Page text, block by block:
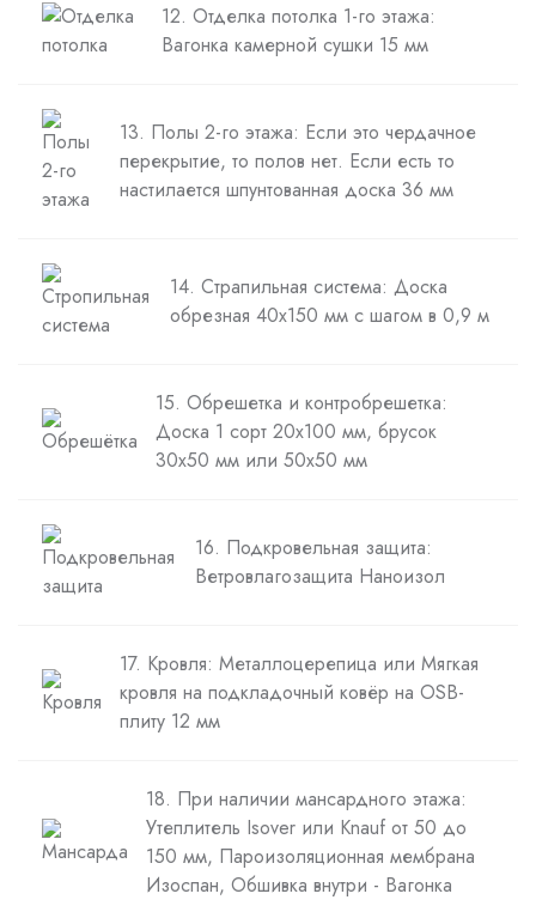
12. Отделка потолка 1-го этажа:
Вагонка камерной сушки 15 мм
13. Полы 2-го этажа: Если это чердачное
перекрытие, то полов нет. Если есть то
настилается шпунтованная доска 36 мм
14. Страпильная система: Доска
обрезная 40х150 мм с шагом в 0,9 м
15. Обрешетка и контробрешетка:
Доска 1 сорт 20х100 мм, брусок
30х50 мм или 50х50 мм
16. Подкровельная защита:
Ветровлагозащита Наноизол
17. Кровля: Металлоцерепица или Мягкая
кровля на подкладочный ковёр на OSB-
плиту 12 мм
18. При наличии мансардного этажа:
Утеплитель Isover или Knauf от 50 до
150 мм, Пароизоляционная мембрана
Изоспан, Обшивка внутри - Вагонка